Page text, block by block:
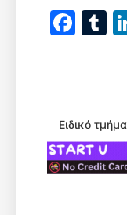
Ειδικό τμήμα